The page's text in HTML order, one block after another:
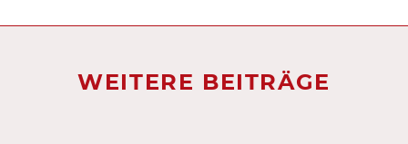
WEITERE BEITRÄGE